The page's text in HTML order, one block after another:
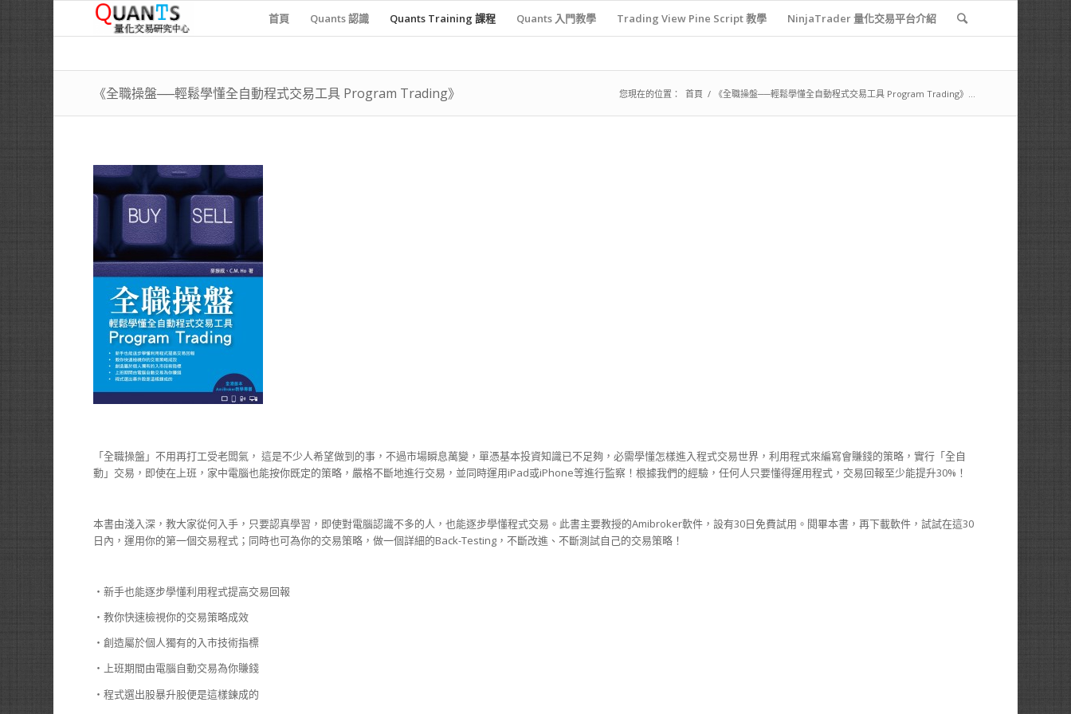
首頁 Quants 認識 Quants Training 課程 Quants 入門教學 Trading View Pine Script 教學 NinjaTrader 量化交易平台介紹
《全職操盤──輕鬆學懂全自動程式交易工具 Program Trading》 您現在的位置： 首頁 / 《全職操盤──輕鬆學懂全自動程式交易工具 Program Trading》...
「全職操盤」不用再打工受老闆氣， 這是不少人希望做到的事，不過市場瞬息萬變，單憑基本投資知識已不足夠，必需學懂怎樣進入程式交易世界，利用程式來編寫會賺錢的策略，實行「全自
動」交易，即使在上班，家中電腦也能按你既定的策略，嚴格不斷地進行交易，並同時運用iPad或iPhone等進行監察！根據我們的經驗，任何人只要懂得運用程式，交易回報至少能提升30%！
本書由淺入深，教大家從何入手，只要認真學習，即使對電腦認識不多的人，也能逐步學懂程式交易。此書主要教授的Amibroker軟件，設有30日免費試用。閱畢本書，再下載軟件，試試在這30
日內，運用你的第一個交易程式；同時也可為你的交易策略，做一個詳細的Back-Testing，不斷改進、不斷測試自己的交易策略！
‧新手也能逐步學懂利用程式提高交易回報
‧教你快速檢視你的交易策略成效
‧創造屬於個人獨有的入市技術指標
‧上班期間由電腦自動交易為你賺錢
‧程式選出股暴升股便是這樣鍊成的